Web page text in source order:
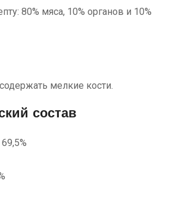
80% мяса, 10% органов и 10%
мелкие кости.
состав